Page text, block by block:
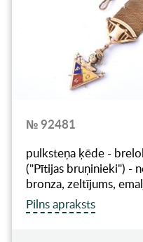
№ 92481
pulksteņa ķēde -
("Pītijas bruņinieki") -
bronza, zeltījums,
Pilns apraksts